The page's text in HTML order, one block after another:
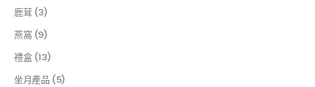
鹿茸 (3)
燕窩 (9)
禮盒 (13)
坐月產品 (5)